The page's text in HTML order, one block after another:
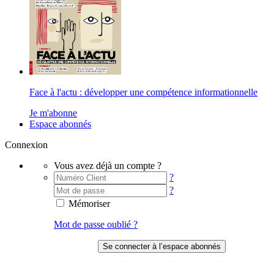
Face à l'actu : développer une compétence informationnelle
Je m'abonne
Espace abonnés
Connexion
Vous avez déjà un compte ?
?
?
Mémoriser
Mot de passe oublié ?